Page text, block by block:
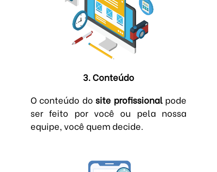
3. Conteúdo
O conteúdo dosite profissionalpode
ser feito por você ou pela nossa
equipe, você quem decide.